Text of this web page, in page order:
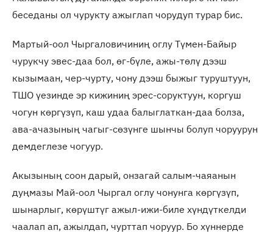
беседаны ол чурукту ажыглап чорудуп турар бис.
Мартый-оол Чыргаловичиниң оглу Түмен-Байыр
чурукчу эвес-даа бол, өг-бүле, ажы-төлү дээш
кызымаан, чер-чурту, чону дээш быжыг туруштуун,
ТШО үезинде эр кижиниң эрес-соруктуун, коргуш
чогун көргүзүп, каш удаа балыглаткан-даа болза,
ава-ачазының чагыг-сөзүнге шынчы болуп чоруурун
демдеглезе чогуур.
Акызының соон дарый, онзагай салым-чаяанын
дуңмазы Май-оол Чыргал оглу чонунга көргүзүп,
шынарлыг, көрүштүг ажыл-ижи-биле хүндүткелди
чаалап ап, ажылдап, чурттап чоруур. Бо хүннерде